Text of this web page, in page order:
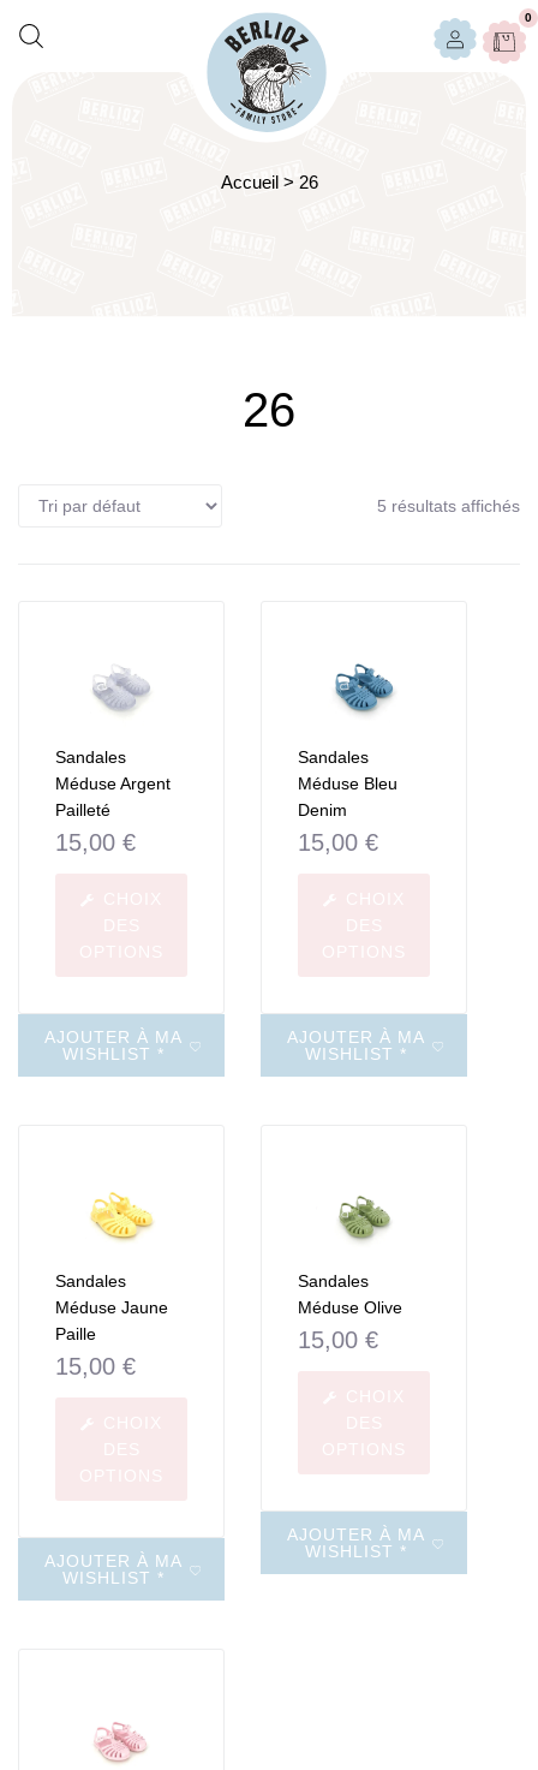
0
Accueil> 26
26
5 résultats affichés
Sandales
Méduse Argent
Pailleté
15,00 €
AJOUTER À MA
WISHLIST *
Sandales
Méduse Bleu
Denim
15,00 €
AJOUTER À MA
WISHLIST *
Sandales
Méduse Jaune
Paille
15,00 €
AJOUTER À MA
WISHLIST *
Sandales
Méduse Olive
15,00 €
AJOUTER À MA
WISHLIST *